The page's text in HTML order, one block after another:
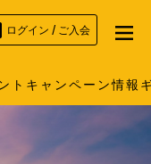
ログイン / ご入会
ト キャンペーン情報